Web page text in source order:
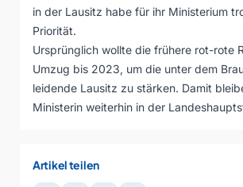
in der Lausitz habe für ihr Ministerium
Priorität.
Ursprünglich wollte die frühere rot-rote
Umzug bis 2023, um die unter dem
leidende Lausitz zu stärken. Damit
Ministerin weiterhin in der
Artikel teilen